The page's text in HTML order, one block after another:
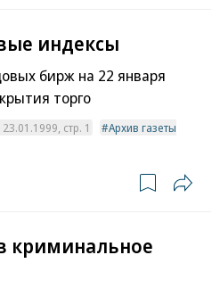
индексы
бирж на 22 января
торго
стр. 1
Архив газеты
криминальное